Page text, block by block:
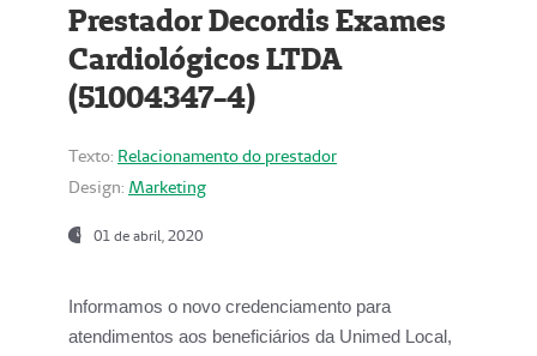
Prestador Decordis Exames
Cardiológicos LTDA
(51004347-4)
Texto: Relacionamento do prestador
Design: Marketing
01 de abril, 2020
Informamos o novo credenciamento para
atendimentos aos beneficiários da Unimed Local,